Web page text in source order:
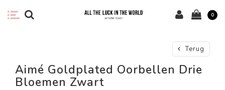
0
Terug
Aimé Goldplated Oorbellen Drie
Bloemen Zwart